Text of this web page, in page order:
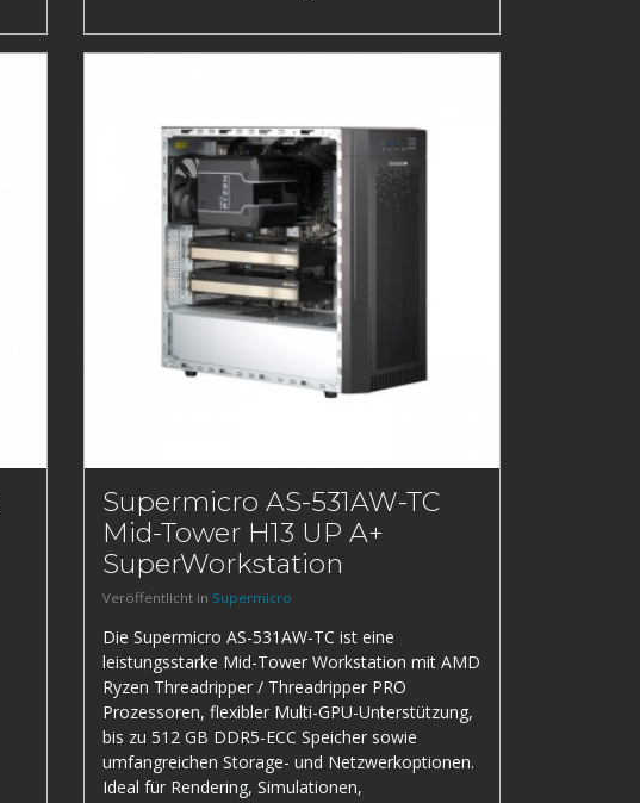
Supermicro AS-531AW-TC
Mid-Tower H13 UP A+
SuperWorkstation
Veröffentlicht in Supermicro
Die Supermicro AS-531AW-TC ist eine
leistungsstarke Mid-Tower Workstation mit AMD
Ryzen Threadripper / Threadripper PRO
Prozessoren, flexibler Multi-GPU-Unterstützung,
bis zu 512 GB DDR5-ECC Speicher sowie
umfangreichen Storage- und Netzwerkoptionen.
Ideal für Rendering, Simulationen,